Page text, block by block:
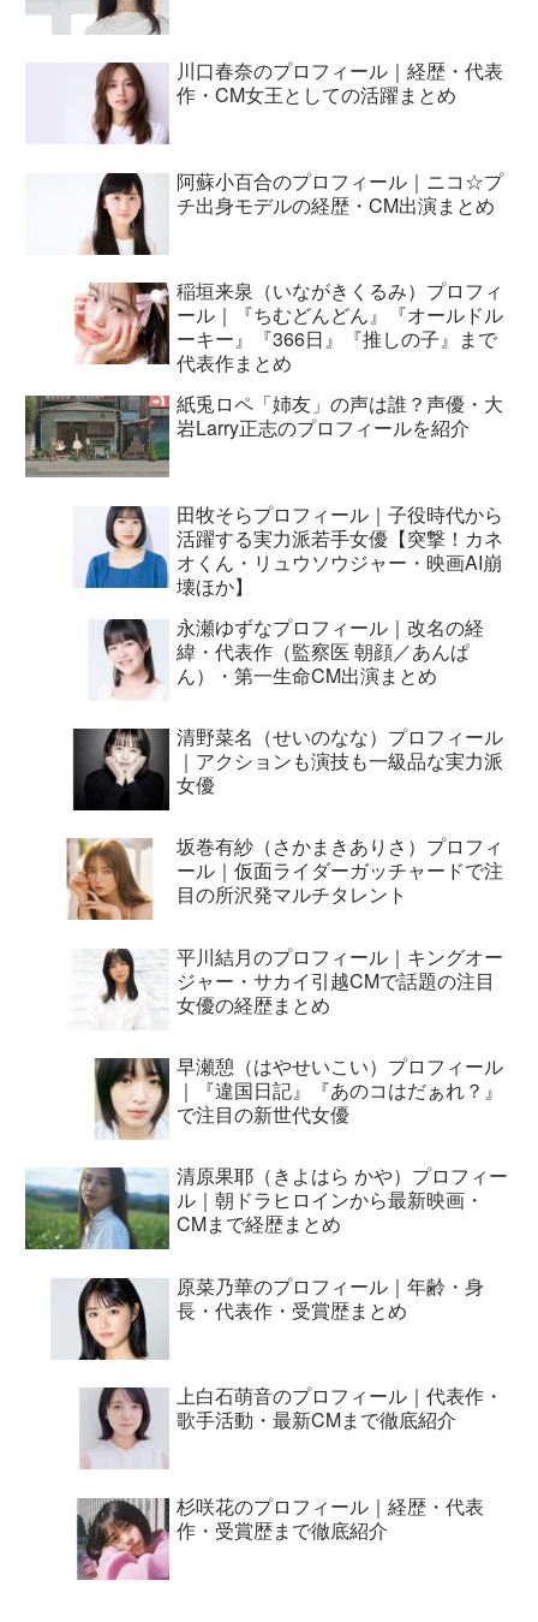
川口春奈のプロフィール｜経歴・代表
作・CM女王としての活躍まとめ
阿蘇小百合のプロフィール｜ニコ☆プ
チ出身モデルの経歴・CM出演まとめ
稲垣来泉（いながきくるみ）プロフィ
ール｜『ちむどんどん』『オールドル
ーキー』『366日』『推しの子』まで
代表作まとめ
紙兎ロペ「姉友」の声は誰？声優・大
岩Larry正志のプロフィールを紹介
田牧そらプロフィール｜子役時代から
活躍する実力派若手女優【突撃！カネ
オくん・リュウソウジャー・映画AI崩
壊ほか】
永瀬ゆずなプロフィール｜改名の経
緯・代表作（監察医 朝顔／あんぱ
ん）・第一生命CM出演まとめ
清野菜名（せいのなな）プロフィール
｜アクションも演技も一級品な実力派
女優
坂巻有紗（さかまきありさ）プロフィ
ール｜仮面ライダーガッチャードで注
目の所沢発マルチタレント
平川結月のプロフィール｜キングオー
ジャー・サカイ引越CMで話題の注目
女優の経歴まとめ
早瀬憩（はやせいこい）プロフィール
｜『違国日記』『あのコはだぁれ？』
で注目の新世代女優
清原果耶（きよはら かや）プロフィー
ル｜朝ドラヒロインから最新映画・
CMまで経歴まとめ
原菜乃華のプロフィール｜年齢・身
長・代表作・受賞歴まとめ
上白石萌音のプロフィール｜代表作・
歌手活動・最新CMまで徹底紹介
杉咲花のプロフィール｜経歴・代表
作・受賞歴まで徹底紹介